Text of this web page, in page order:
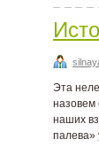
Эта
назовем
наших
палева»